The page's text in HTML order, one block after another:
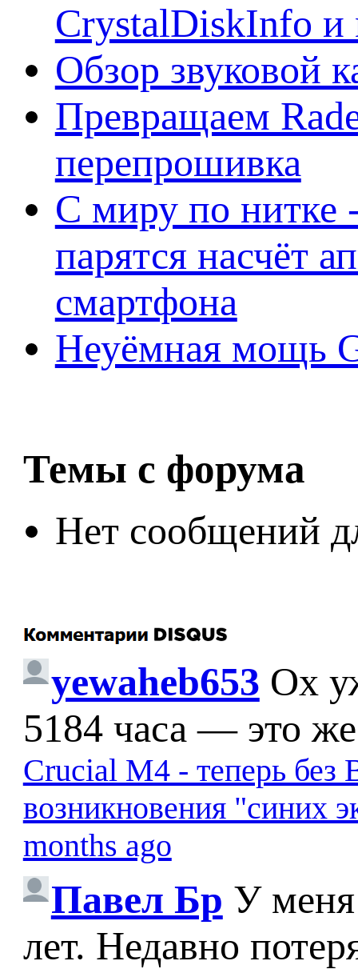
CrystalDiskInfo и
Обзор звуковой
Превращаем
перепрошивка
С миру по нитке
парятся насчёт
смартфона
Неуёмная мощь
Темы с форума
Нет сообщений
yewaheb653 Ох
5184 часа — это
Crucial M4 - теперь без
возникновения "синих
months ago
Павел Бр У меня
лет. Недавно